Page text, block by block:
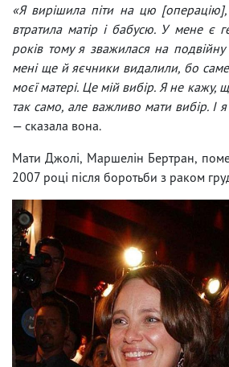
«Я вирішила піти на цю
втратила матір і бабусю. У мене є
років тому я зважилася на подвійну
мені ще й яєчники видалили, бо
моєї матері. Це мій вибір. Я не кажу,
так само, але важливо мати вибір.
— сказала вона.
Мати Джолі, Маршелін Бертран,
2007 році після боротьби з раком